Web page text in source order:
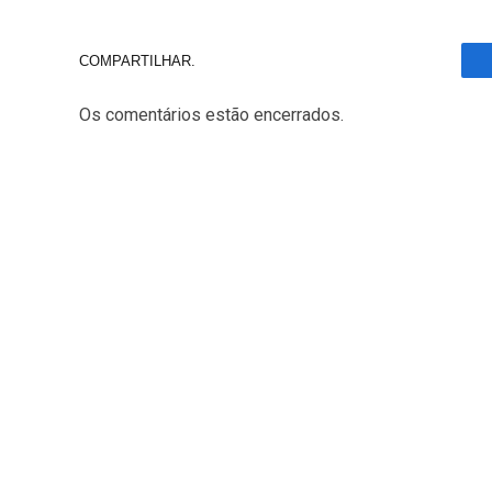
COMPARTILHAR.
Os comentários estão encerrados.